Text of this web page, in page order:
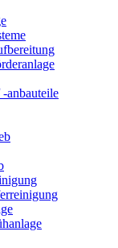
anbauteile